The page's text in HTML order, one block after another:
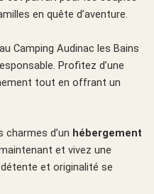
en quête d’aventure.
Camping Audinac les Bains
Profitez d’une
tout en offrant un
charmes d’un hébergement
et vivez une
et originalité se